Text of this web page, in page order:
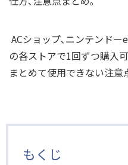
ACショップ､ニンテンド
の各ストアで1回ずつ購入
まとめて使用できない注意
もくじ